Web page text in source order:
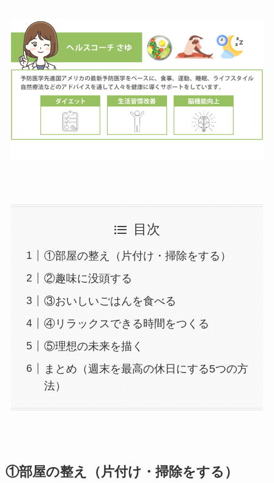
目次
①部屋の整え（片付け・掃除をする）
②趣味に没頭する
③おいしいごはんを食べる
④リラックスできる時間をつくる
⑤理想の未来を描く
まとめ（週末を最高の休日にする5つの方
法）
①部屋の整え（片付け・掃除をする）